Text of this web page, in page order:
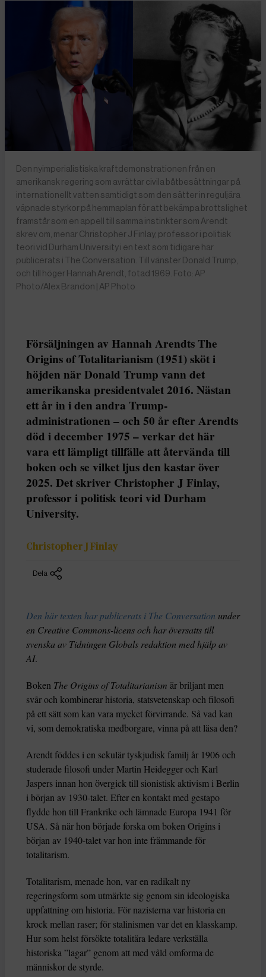
Den nyimperialistiska kraftdemonstrationen från en
amerikansk regering som avrättar civila båtbesättningar på
internationellt vatten samtidigt som den sätter in reguljära
väpnade styrkor på hemmaplan för att bekämpa brottslighet
framstår som en appell till samma instinkter som Arendt
skrev om, menar Christopher J Finlay, professor i politisk
teori vid Durham University i en text som tidigare har
publicerats i The Conversation. Till vänster Donald Trump,
och till höger Hannah Arendt, fotad 1969. Foto: AP
Photo/Alex Brandon | AP Photo
Försäljningen av Hannah Arendts The
Origins of Totalitarianism (1951) sköt i
höjden när Donald Trump vann det
amerikanska presidentvalet 2016. Nästan
ett år in i den andra Trump-
administrationen – och 50 år efter Arendts
död i december 1975 – verkar det här
vara ett lämpligt tillfälle att återvända till
boken och se vilket ljus den kastar över
2025. Det skriver Christopher J Finlay,
professor i politisk teori vid Durham
University.
Christopher J Finlay
Dela
Den här texten har publicerats i The Conversation under
en Creative Commons-licens och har översatts till
svenska av Tidningen Globals redaktion med hjälp av
AI.
Boken The Origins of Totalitarianism är briljant men
svår och kombinerar historia, statsvetenskap och filosofi
på ett sätt som kan vara mycket förvirrande. Så vad kan
vi, som demokratiska medborgare, vinna på att läsa den?
Arendt föddes i en sekulär tyskjudisk familj år 1906 och
studerade filosofi under Martin Heidegger och Karl
Jaspers innan hon övergick till sionistisk aktivism i Berlin
i början av 1930-talet. Efter en kontakt med gestapo
flydde hon till Frankrike och lämnade Europa 1941 för
USA. Så när hon började forska om boken Origins i
början av 1940-talet var hon inte främmande för
totalitarism.
Totalitarism, menade hon, var en radikalt ny
regeringsform som utmärkte sig genom sin ideologiska
uppfattning om historia. För nazisterna var historia en
krock mellan raser; för stalinismen var det en klasskamp.
Hur som helst försökte totalitära ledare verkställa
historiska ”lagar” genom att med våld omforma de
människor de styrde.